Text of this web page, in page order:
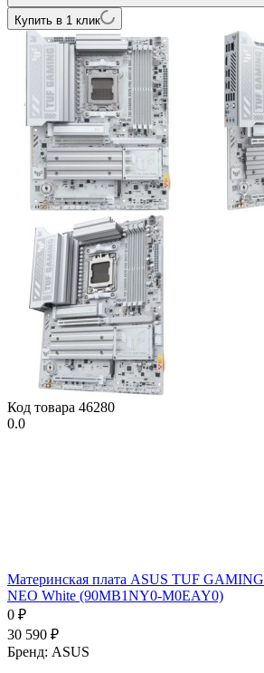
Купить в 1 клик
Код товара 46280
0.0
Материнская плата ASUS TUF
NEO White (90MB1NY0-M0EAY0)
0 ₽
30 590 ₽
Бренд: ASUS